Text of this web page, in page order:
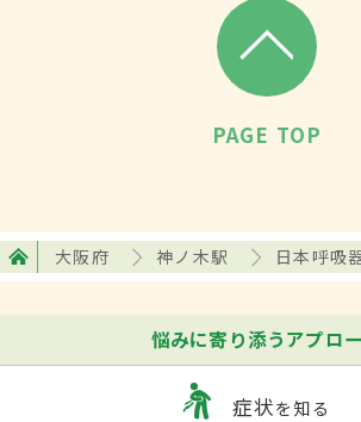
PAGE TOP
大阪府 神ノ木駅 日本呼吸
悩みに寄り添うアプロ
症状を知る